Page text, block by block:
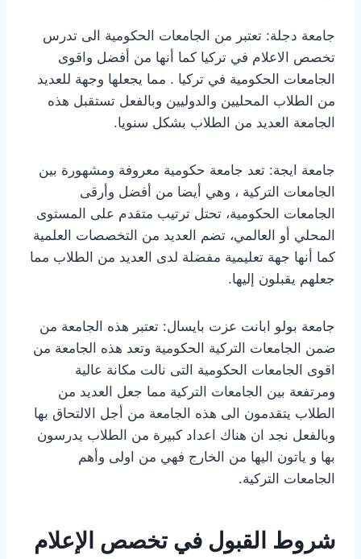
جامعة دجلة: تعتبر من الجامعات الحكومية الى تدرس
تخصص الاعلام في تركيا كما أنها من أفضل واقوى
الجامعات الحكومية في تركيا . مما يجعلها وجهة للعديد
من الطلاب المحليين والدوليين وبالفعل تستقبل هذه
الجامعة العديد من الطلاب بشكل سنويا.
جامعة ايجة: تعد جامعة حكومية معروفة ومشهورة بين
الجامعات التركية ، وهي أيضا من أفضل وأرقى
الجامعات الحكومية، تحتل ترتيب متقدم على المستوى
المحلي أو العالمي، تضم العديد من التخصصات العلمية
كما أنها جهة تعليمية مفضلة لدى العديد من الطلاب مما
جعلهم يقبلون إليها.
جامعة بولو ابانت عزت بايسال: تعتبر هذه الجامعة من
ضمن الجامعات التركية الحكومية وتعد هذه الجامعة من
اقوى الجامعات الحكومية التى نالت مكانة عالية
ومرتفعة بين الجامعات التركية مما جعل العديد من
الطلاب يتقدمون الى هذه الجامعة من أجل الالتحاق بها
وبالفعل نجد ان هناك اعداد كبيرة من الطلاب يدرسون
بها و ياتون اليها من الخارج فهي من اولى وأهم
الجامعات التركية.
شروط القبول في تخصص الإعلام